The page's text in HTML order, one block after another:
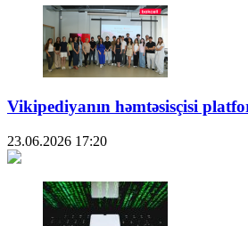
Vikipediyanın həmtəsisçisi
23.06.2026 17:20